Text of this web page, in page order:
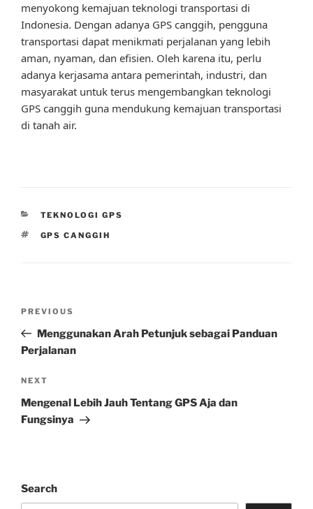
menyokong kemajuan teknologi transportasi di
Indonesia. Dengan adanya GPS canggih, pengguna
transportasi dapat menikmati perjalanan yang lebih
aman, nyaman, dan efisien. Oleh karena itu, perlu
adanya kerjasama antara pemerintah, industri, dan
masyarakat untuk terus mengembangkan teknologi
GPS canggih guna mendukung kemajuan transportasi
di tanah air.
CATEGORIES
TEKNOLOGI GPS
TAGS
GPS CANGGIH
Previous
Post
PREVIOUS
Menggunakan Arah Petunjuk sebagai Panduan
Perjalanan
Next
Post
NEXT
Mengenal Lebih Jauh Tentang GPS Aja dan
Fungsinya
Search